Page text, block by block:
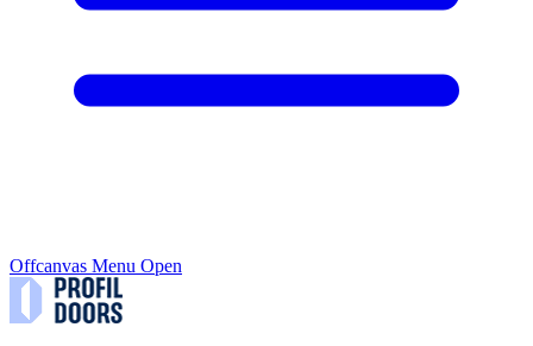
Offcanvas Menu Open